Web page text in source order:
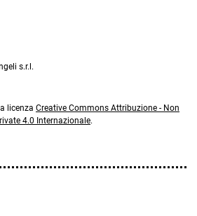
s.r.l.
licenza Creative Commons Attribuzione - Non
4.0 Internazionale.